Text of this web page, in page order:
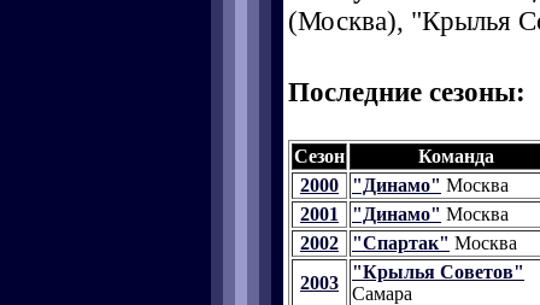
(Москва), "Крылья
Последние сезоны:
Сезон
Команда
2000
"Динамо" Москва
2001
"Динамо" Москва
2002
"Спартак" Москва
2003
"Крылья Советов"
Самара